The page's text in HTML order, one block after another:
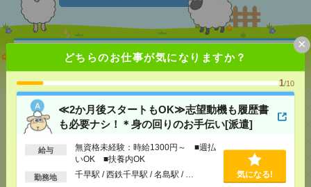
どちらのお仕事が気になりますか？
1/10
≪2か月後スタートもOK≫志望動機も履歴書
も必要ナシ！＊身の回りのお手伝い[派遣]
給与
無資格未経験：時給1300円～ ■週払
いOK ■扶養内OK
勤務地 千早駅 / 西鉄千早駅 / 名島駅 / … 気になる!
×
≪2か月後スタートもOK≫志望動機も履歴書も必要
ナシ！＊身の回りのお手伝い[派遣]
[給 与]無資格未経験：時給1300円～ ■週払い
OK ■扶養内OK
[交通費]
交通費全額支給
[勤務地]千早駅
気になる！
【時給1,400円】企画サポート事務！大手共済グルー
プ＊定時17：15！残業なし[派遣]